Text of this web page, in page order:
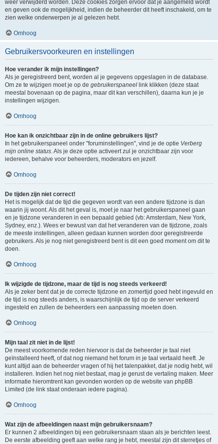
weer verwijderd worden. Deze cookies zorgen ervoor dat je aangemeld wordt
en geven ook de mogelijkheid, indien de beheerder dit heeft inschakeld, om te
zien welke onderwerpen je al gelezen hebt.
Omhoog
Gebruikersvoorkeuren en instellingen
Hoe verander ik mijn instellingen?
Als je geregistreerd bent, worden al je gegevens opgeslagen in de database.
Om ze te wijzigen moet je op de gebruikerspaneel link klikken (deze staat
meestal bovenaan op de pagina, maar dit kan verschillen), daarna kun je je
instellingen wijzigen.
Omhoog
Hoe kan ik onzichtbaar zijn in de online gebruikers lijst?
In het gebruikerspaneel onder "foruminstellingen", vind je de optie Verberg
mijn online status. Als je deze optie activeert zul je onzichtbaar zijn voor
iedereen, behalve voor beheerders, moderators en jezelf.
Omhoog
De tijden zijn niet correct!
Het is mogelijk dat de tijd die gegeven wordt van een andere tijdzone is dan
waarin jij woont. Als dit het geval is, moet je naar het gebruikerspaneel gaan
en je tijdzone veranderen in een bepaald gebied (vb: Amsterdam, New York,
Sydney, enz.). Wees er bewust van dat het veranderen van de tijdzone, zoals
de meeste instellingen, alleen gedaan kunnen worden door geregistreerde
gebruikers. Als je nog niet geregistreerd bent is dit een goed moment om dit te
doen.
Omhoog
Ik wijzigde de tijdzone, maar de tijd is nog steeds verkeerd!
Als je zeker bent dat je de correcte tijdzone en zomertijd goed hebt ingevuld en
de tijd is nog steeds anders, is waarschijnlijk de tijd op de server verkeerd
ingesteld en zullen de beheerders een aanpassing moeten doen.
Omhoog
Mijn taal zit niet in de lijst!
De meest voorkomende reden hiervoor is dat de beheerder je taal niet
geïnstalleerd heeft, of dat nog niemand het forum in je taal vertaald heeft. Je
kunt altijd aan de beheerder vragen of hij het talenpakket, dat je nodig hebt, wil
installeren. Indien het nog niet bestaat, mag je gerust de vertaling maken. Meer
informatie hieromtrent kan gevonden worden op de website van phpBB
Limited (de link staat onderaan iedere pagina).
Omhoog
Wat zijn de afbeeldingen naast mijn gebruikersnaam?
Er kunnen 2 afbeeldingen bij een gebruikersnaam staan als je berichten leest.
De eerste afbeelding geeft aan welke rang je hebt, meestal zijn dit sterretjes of